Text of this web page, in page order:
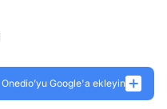
Onedio’yu Google'a ekleyin